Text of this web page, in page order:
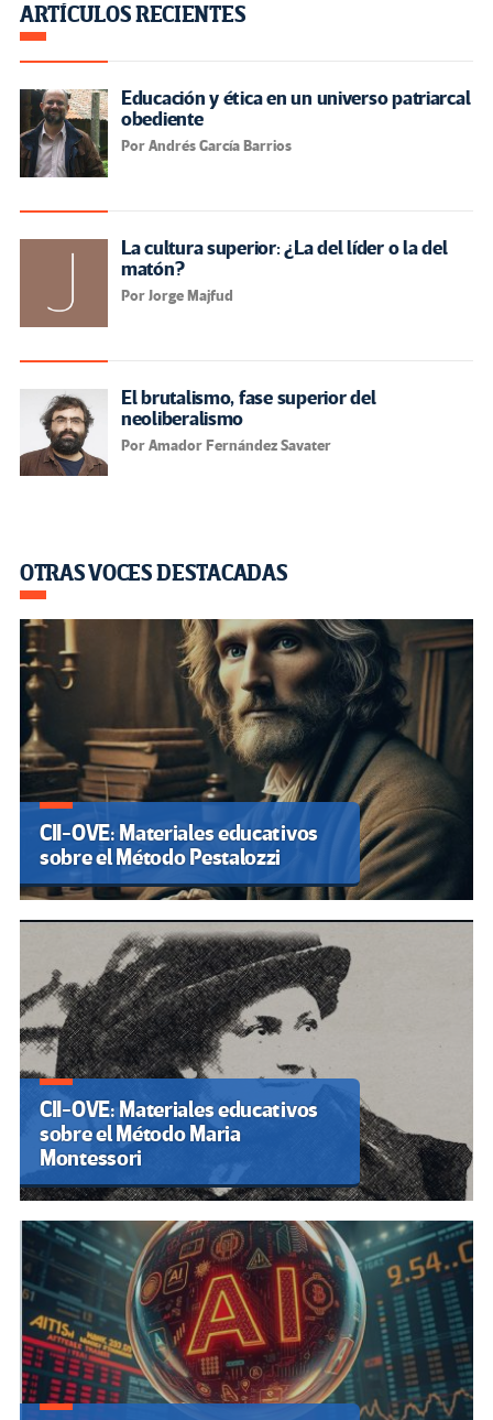
ARTÍCULOS RECIENTES
Educación y ética en un universo patriarcal
obediente
Por Andrés García Barrios
La cultura superior: ¿La del líder o la del
matón?
Por Jorge Majfud
El brutalismo, fase superior del
neoliberalismo
Por Amador Fernández Savater
OTRAS VOCES DESTACADAS
CII-OVE: Materiales educativos
sobre el Método Pestalozzi
CII-OVE: Materiales educativos
sobre el Método Maria
Montessori